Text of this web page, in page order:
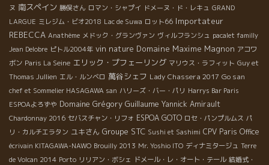
ヌ 南スペイン 勝俣さん ロマン・シャプイ ドメーヌ・ド・レキュ GRAND
LARGUE ミレジム・ビオ2018 Lac de Suwa ロット66 Importateur
REBECCA Anathème メドック・グランヴァン ヴィルフランシュ pacalet familly
Jean Delobre ピトル2004年 vin nature Domaine Maxime Magnon アコワ
ボン Paris La Seine エリック・プフェーリング マリウス・ラフィット Guy et
Thomas Jullien エル・ルンベロ 萬谷シェフ Lady Chassera 2017 Go san
chef et Sommelier HASAGAWA san ハリーズ・バー・パリ Harrys Bar Paris
ESPOAよろずや Domaine Grégory Guillaume Yannick Amirault
Chardonnay 2016 セバスチャン・リフォ ESPOA GOTO ロセ・パンプルムス パ
リ・カルチエラタン ユキさん Groupe STC Sushi et Sashimi CPV Paris Office
écrivain KITAGAWA-NAWO Brouilly 2013 Mr. Yoshio ITO ディナミタージュ Terre
de Volcan 2014 Porto リリアン・ボシェ ドメール・レ・オート・テール 結婚式・